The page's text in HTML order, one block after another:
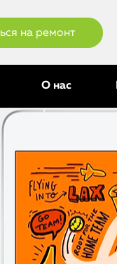
на ремонт
О нас